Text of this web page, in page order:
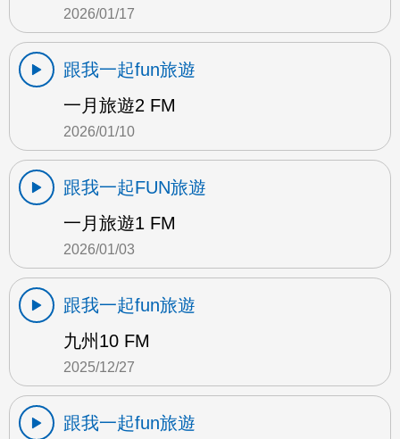
2026/01/17
跟我一起fun旅遊
一月旅遊2 FM
2026/01/10
跟我一起FUN旅遊
一月旅遊1 FM
2026/01/03
跟我一起fun旅遊
九州10 FM
2025/12/27
跟我一起fun旅遊